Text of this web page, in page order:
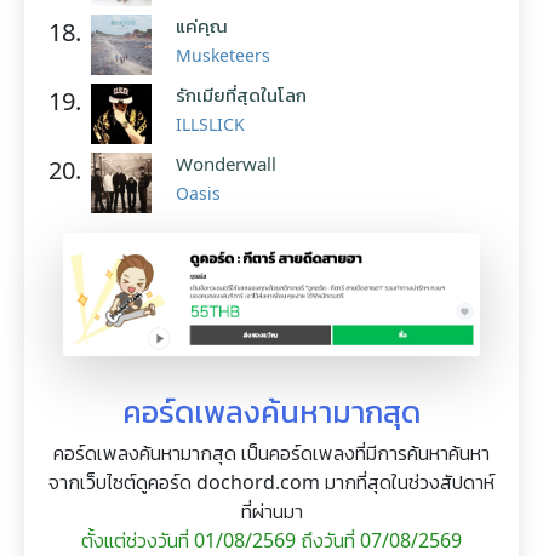
18. แค่คุณ
Musketeers
19. รักเมียที่สุดในโลก
ILLSLICK
20. Wonderwall
Oasis
คอร์ดเพลงค้นหามากสุด
คอร์ดเพลงค้นหามากสุด เป็นคอร์ดเพลงที่มีการค้นหาค้นหา
จากเว็บไซต์ดูคอร์ด dochord.com มากที่สุดในช่วงสัปดาห์
ที่ผ่านมา
ตั้งแต่ช่วงวันที่ 01/08/2569 ถึงวันที่ 07/08/2569